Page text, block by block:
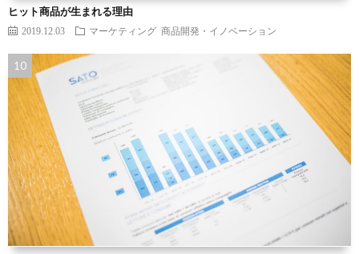
ヒット商品が生まれる理由
2019.12.03 マーケティング 商品開発・イノベーション